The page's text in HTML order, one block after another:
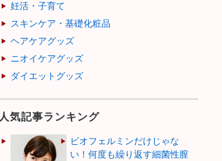
妊活・子育て
スキンケア・基礎化粧品
ヘアケアグッズ
ニオイケアグッズ
ダイエットグッズ
人気記事ランキング
ビオフェルミンだけじゃな
い！何度も繰り返す細菌性膣